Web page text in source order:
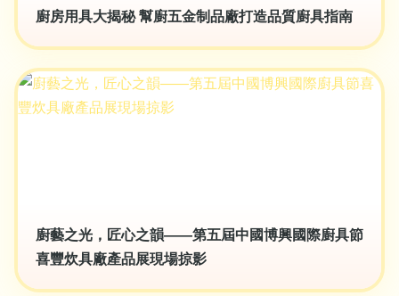
廚房用具大揭秘 幫廚五金制品廠打造品質廚具指南
廚藝之光，匠心之韻——第五屆中國博興國際廚具節
喜豐炊具廠產品展現場掠影